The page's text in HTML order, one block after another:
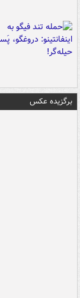
برگزیده عکس